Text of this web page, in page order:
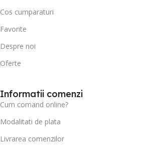
Cos cumparaturi
Favorite
Despre noi
Oferte
Informatii comenzi
Cum comand online?
Modalitati de plata
Livrarea comenzilor